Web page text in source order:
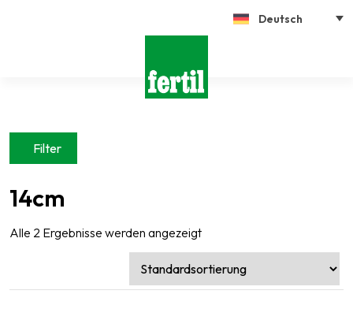
Deutsch
Filter
14cm
Alle 2 Ergebnisse werden angezeigt